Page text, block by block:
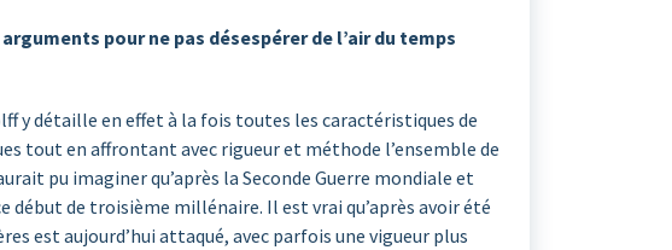
pour ne pas désespérer de l’air du temps
y détaille en effet à la fois toutes les caractéristiques de
tout en affrontant avec rigueur et méthode l’ensemble de
pu imaginer qu’après la Seconde Guerre mondiale et
de troisième millénaire. Il est vrai qu’après avoir été
est aujourd’hui attaqué, avec parfois une vigueur plus